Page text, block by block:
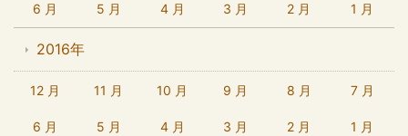
6 月 5 月 4 月 3 月 2 月 1 月
2016年
12 月 11 月 10 月 9 月 8 月 7 月
6 月 5 月 4 月 3 月 2 月 1 月